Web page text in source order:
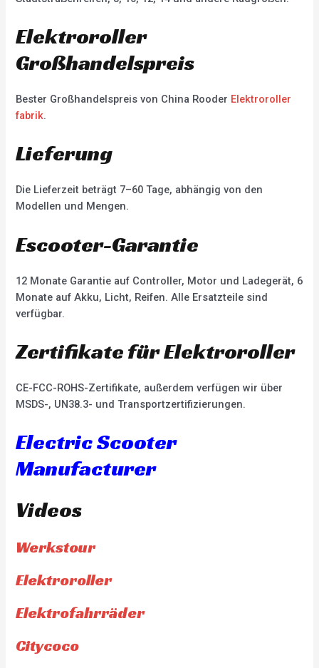
Elektroroller
Großhandelspreis
Bester Großhandelspreis von China Rooder Elektroroller
fabrik.
Lieferung
Die Lieferzeit beträgt 7–60 Tage, abhängig von den
Modellen und Mengen.
Escooter-Garantie
12 Monate Garantie auf Controller, Motor und Ladegerät, 6
Monate auf Akku, Licht, Reifen. Alle Ersatzteile sind
verfügbar.
Zertifikate für Elektroroller
CE-FCC-ROHS-Zertifikate, außerdem verfügen wir über
MSDS-, UN38.3- und Transportzertifizierungen.
Electric Scooter
Manufacturer
Videos
Werkstour
Elektroroller
Elektrofahrräder
Citycoco